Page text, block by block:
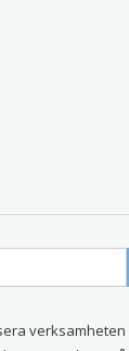
verksamheten